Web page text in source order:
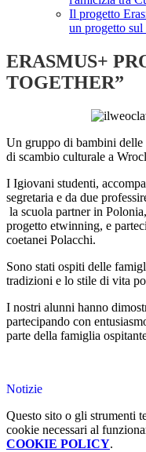
Il progetto
un progetto
ERASMUS+
TOGETHER”
Un gruppo di bambini delle
di scambio culturale a
I Igiovani studenti,
segretaria e da due
la scuola partner in
progetto etwinning, e
coetanei Polacchi.
Sono stati ospiti delle
tradizioni e lo stile di vita
I nostri alunni hanno
partecipando con
parte della famiglia
Notizie
Questo sito o gli strumenti
cookie necessari al
COOKIE POLICY.